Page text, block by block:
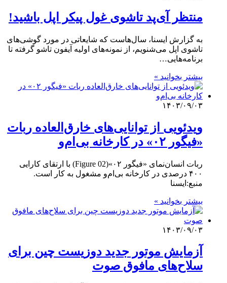
منتظر آی‌پد تاشوی غول پیکر اپل باشید!
به گزارش ایسنا، سال‌هاست که شایعاتی در مورد گوشی‌های
تاشوی اپل می‌شنویم، از نمونه‌های اولیه آیفون تاشو گرفته تا
برنامه‌هایی…
بیشتر بخوانید »
۱۴۰۳/۰۹/۰۳
ویدئویی از توانایی‌های خارق‌العاده ربات
«فیگور ۰۲» در کارخانه بی‌ام‌و
ربات انسان‌نمای «فیگور ۰۲»(Figure 02) با ارتقای کارایی
۴۰۰ درصدی در کارخانه بی‌ام‌و مشغول به کار است.
منبع:ایسنا
بیشتر بخوانید »
۱۴۰۳/۰۹/۰۳
آزمایش موتور جدید دوزیست چین برای
سلاح‌های مافوق صوت